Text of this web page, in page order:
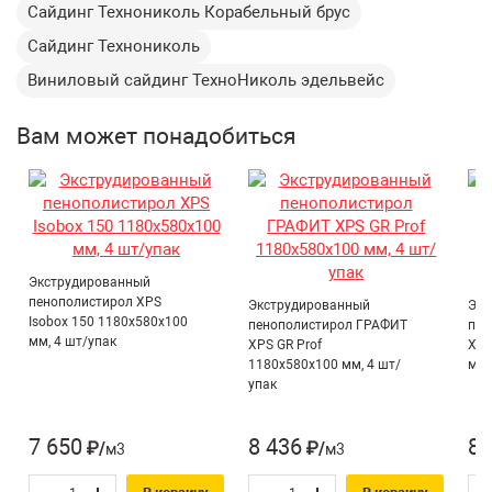
конструкцию, поэтому часто применяется при
реконструкции фасадов, а выбор форм и цветов
ландшафт.
Преимущества:
Нетоксичный и трудновоспламеняемый материал;
Не подвержен коррозии;
Форма панелей и цвет придают фасаду эстетический
Ширина полезная: 203 мм
Ширина:
Вид сайдинга: Корабельный брус
Материал: ПВХ
Срок службы: 50 лет
Страна производитель: Россия
Группа горючести:
(нормальногорючие)
Сайдинг Технониколь Корабельный брус
Сайдинг Технониколь
Виниловый сайдинг ТехноНиколь эдельвейс
Вам может понадобиться
Экструдированный
пенополистирол XPS
Isobox 150 1180х580х100
мм, 4 шт/упак
7 650 ₽/м3
Экструдированный
пенополистирол ГРАФИТ
XPS GR Prof
1180х580х100 мм, 4 шт/
упак
8 436 ₽/м3
мм,
8